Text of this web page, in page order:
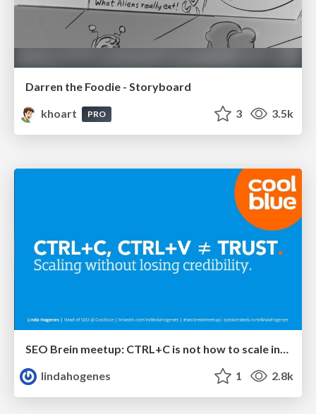
Darren the Foodie - Storyboard
khoart
PRO 3 3.5k
SEO Brein meetup: CTRL+C is not how to scale international SEO
lindahogenes
1 2.8k